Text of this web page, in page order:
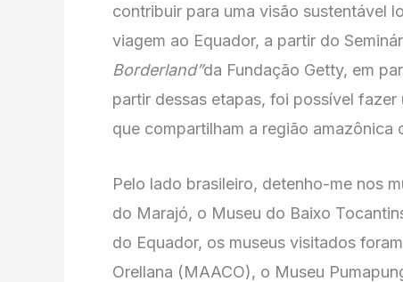
contribuir para uma visão sustentável
viagem ao Equador, a partir do
Borderland”da Fundação Getty, em
partir dessas etapas, foi possível
que compartilham a região
Pelo lado brasileiro, detenho-me nos
do Marajó, o Museu do Baixo
do Equador, os museus visitados
Orellana (MAACO), o Museu